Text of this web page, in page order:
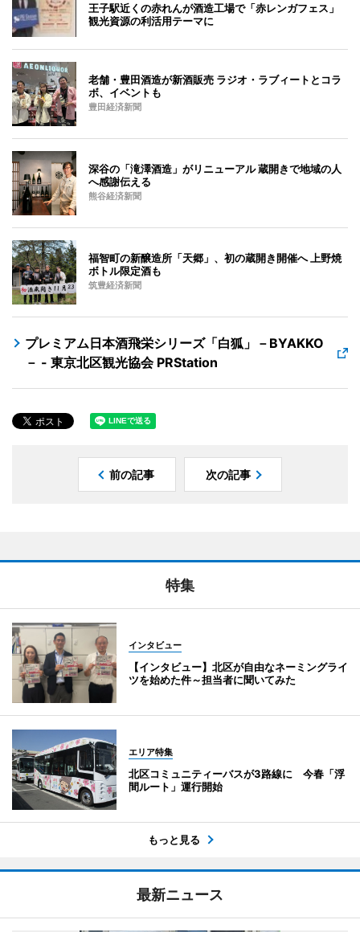
王子駅近くの赤れんが酒造工場で「赤レンガフェス」
観光資源の利活用テーマに
老舗・豊田酒造が新酒販売 ラジオ・ラブィートとコラ
ボ、イベントも
豊田経済新聞
深谷の「滝澤酒造」がリニューアル 蔵開きで地域の人
へ感謝伝える
熊谷経済新聞
福智町の新醸造所「天郷」、初の蔵開き開催へ 上野焼
ボトル限定酒も
筑豊経済新聞
プレミアム日本酒飛栄シリーズ「白狐」－BYAKKO
－ - 東京北区観光協会 PRStation
前の記事 次の記事
特集
インタビュー
【インタビュー】北区が自由なネーミングライ
ツを始めた件～担当者に聞いてみた
エリア特集
北区コミュニティーバスが3路線に 今春「浮
間ルート」運行開始
もっと見る
最新ニュース